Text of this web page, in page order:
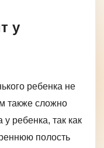
у
ребенка не
также сложно
у ребенка, так как
полость